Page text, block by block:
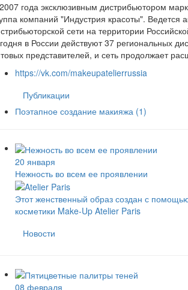
года эксклюзивным дистрибьютором
компаний "Индустрия красоты". Ведется
сети на территории
в России действуют 37 региональных
представителей, и сеть продолжает
https://vk.com/makeupatelierrussia
Публикации
Поэтапное создание макияжа (1)
20 января
Нежность во всем ее проявлении
Этот женственный образ создан с
косметики Make-Up Atelier Paris
Новости
08 февраля